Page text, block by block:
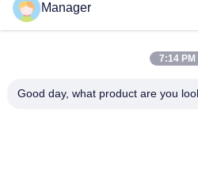
SHANGHAI
Manager
7:14 PM
Good day, what product are you